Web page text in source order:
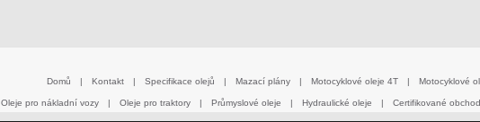
Domů | Kontakt | Specifikace olejů | Mazací plány | Motocyklové oleje 4T | Motocyklové
Oleje pro nákladní vozy | Oleje pro traktory | Průmyslové oleje | Hydraulické oleje | Certifikované